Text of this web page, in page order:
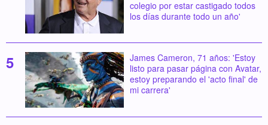
colegio por estar castigado todos
los días durante todo un año'
James Cameron, 71 años: 'Estoy
listo para pasar página con Avatar,
estoy preparando el 'acto final' de
mi carrera'